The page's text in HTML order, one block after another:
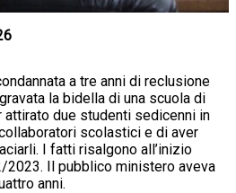
a tre anni di reclusione
la bidella di una scuola di
attirato due studenti sedicenni in
scolastici e di aver
I fatti risalgono all’inizio
2023. Il pubblico ministero aveva
anni.